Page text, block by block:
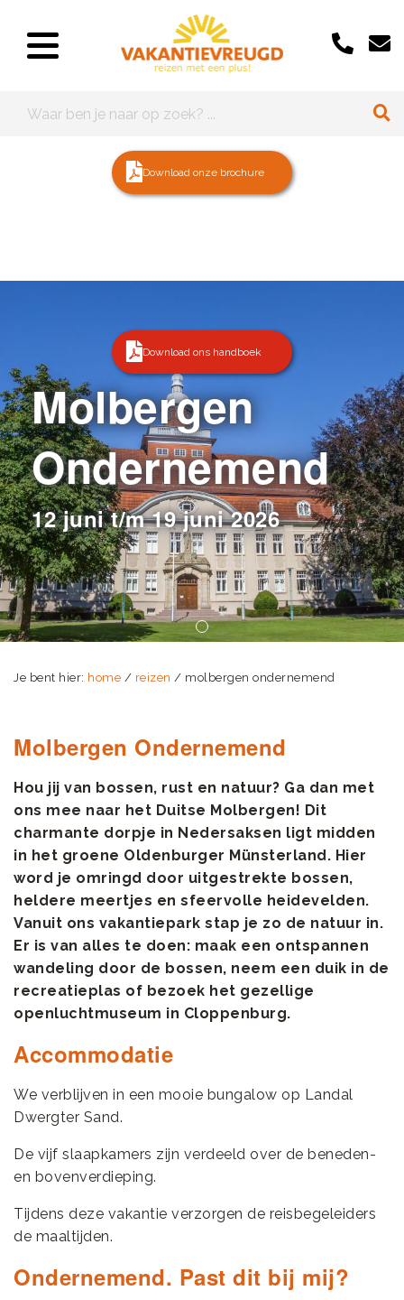
Download onze brochure
Download ons handboek
Molbergen
Ondernemend
12 juni t/m 19 juni 2026
Je bent hier: home / reizen / molbergen ondernemend
Molbergen Ondernemend
Hou jij van bossen, rust en natuur? Ga dan met
ons mee naar het Duitse Molbergen! Dit
charmante dorpje in Nedersaksen ligt midden
in het groene Oldenburger Münsterland. Hier
word je omringd door uitgestrekte bossen,
heldere meertjes en sfeervolle heidevelden.
Vanuit ons vakantiepark stap je zo de natuur in.
Er is van alles te doen: maak een ontspannen
wandeling door de bossen, neem een duik in de
recreatieplas of bezoek het gezellige
openluchtmuseum in Cloppenburg.
Accommodatie
We verblijven in een mooie bungalow op Landal
Dwergter Sand.
De vijf slaapkamers zijn verdeeld over de beneden-
en bovenverdieping.
Tijdens deze vakantie verzorgen de reisbegeleiders
de maaltijden.
Ondernemend. Past dit bij mij?